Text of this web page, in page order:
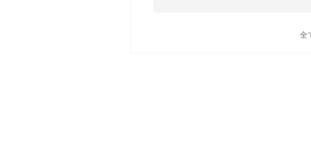
全